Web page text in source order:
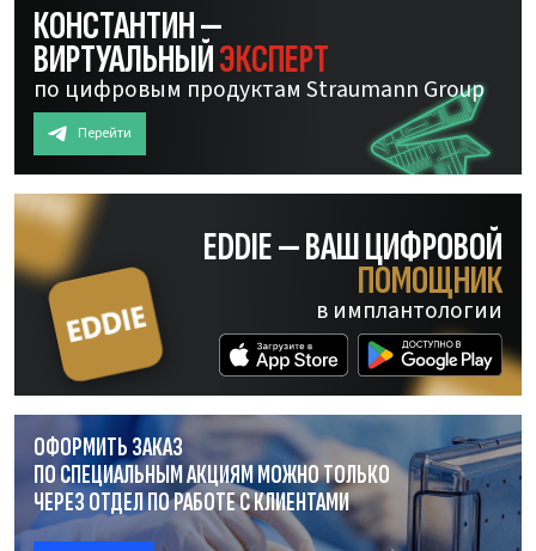
КОНСТАНТИН —
ВИРТУАЛЬНЫЙЭКСПЕРТ
по цифровым продуктам Straumann Group
Перейти
EDDIE — ВАШ ЦИФРОВОЙ
ПОМОЩНИК
в имплантологии
ОФОРМИТЬ ЗАКАЗ
ПО СПЕЦИАЛЬНЫМ АКЦИЯМ МОЖНО ТОЛЬКО
ЧЕРЕЗ ОТДЕЛПО РАБОТЕС КЛИЕНТАМИ